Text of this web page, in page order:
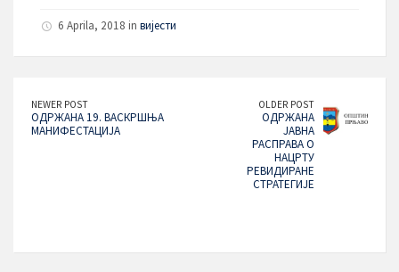
6 Aprila, 2018 in вијести
NEWER POST
ОДРЖАНА 19. ВАСКРШЊА
МАНИФЕСТАЦИЈА
OLDER POST
ОДРЖАНA
ЈАВНA
РАСПРАВА О
НАЦРТУ
РЕВИДИРАНЕ
СТРАТЕГИЈЕ